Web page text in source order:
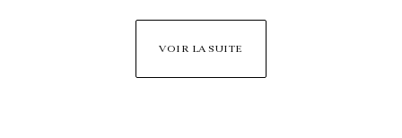
VOIR LA SUITE